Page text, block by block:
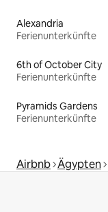
Alexandria
Ferienunterkünfte
6th of October City
Ferienunterkünfte
Pyramids Gardens
Ferienunterkünfte
Airbnb Ägypten